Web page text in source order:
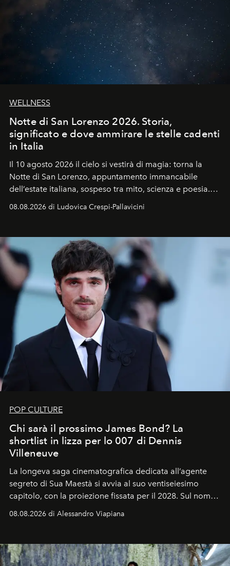
WELLNESS
Notte di San Lorenzo 2026. Storia,
significato e dove ammirare le stelle cadenti
in Italia
Il 10 agosto 2026 il cielo si vestirà di magia: torna la
Notte di San Lorenzo, appuntamento immancabile
dell’estate italiana, sospeso tra mito, scienza e poesia.
celeste per seguire il passaggio delle
all’universo i desideri più segreti
08.08.2026 di Ludovica Crespi-Pallavicini
POP CULTURE
Chi sarà il prossimo James Bond? La
shortlist in lizza per lo 007 di Dennis
Villeneuve
La longeva saga cinematografica dedicata all’agente
segreto di Sua Maestà si avvia al suo ventiseiesimo
capitolo, con la proiezione fissata per il 2028. Sul nome
Craig, però, regna ancora il più assoluto riserbo.
08.08.2026 di Alessandro Viapiana